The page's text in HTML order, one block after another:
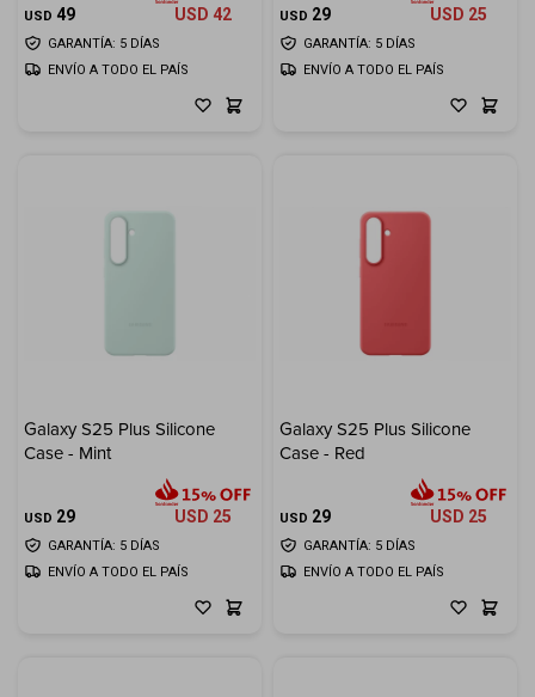
USD 49 USD 42
GARANTÍA: 5 DÍAS
ENVÍO A TODO EL PAÍS
USD 29 USD 25
GARANTÍA: 5 DÍAS
ENVÍO A TODO EL PAÍS
Galaxy S25 Plus Silicone
Case - Mint
USD 29 USD 25
GARANTÍA: 5 DÍAS
ENVÍO A TODO EL PAÍS
Galaxy S25 Plus Silicone
Case - Red
USD 29 USD 25
GARANTÍA: 5 DÍAS
ENVÍO A TODO EL PAÍS